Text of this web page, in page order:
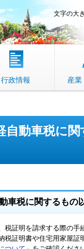
故郷」のふるさと
文字の大
行政情報 産業
自動車税に
車税に関するもの
税証明を請求する際の手
税証明書や住宅用家屋証